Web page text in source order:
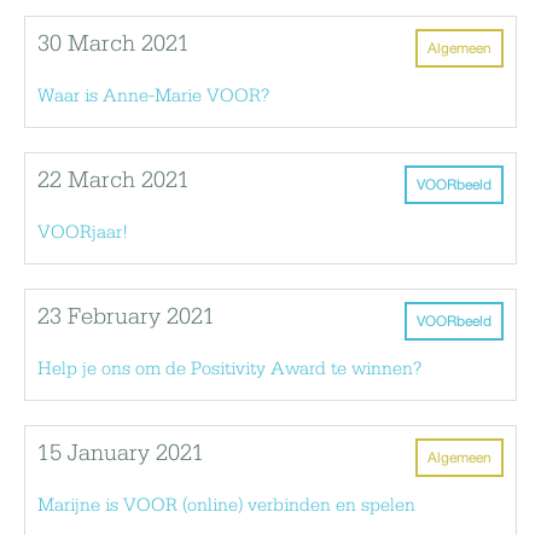
Algemeen
30 March 2021
Waar is Anne-Marie VOOR?
VOORbeeld
22 March 2021
VOORjaar!
VOORbeeld
23 February 2021
Help je ons om de Positivity Award te winnen?
Algemeen
15 January 2021
Marijne is VOOR (online) verbinden en spelen